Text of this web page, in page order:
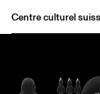
Centre culturel
Buvette